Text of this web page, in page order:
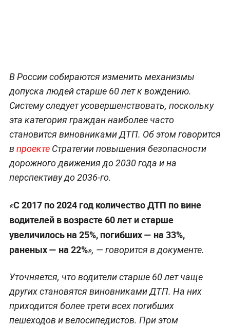
В России собираются изменить механизмы
допуска людей старше 60 лет к вождению.
Систему следует усовершенствовать, поскольку
эта категория граждан наиболее часто
становится виновниками ДТП. Об этом говорится
в проектеСтратегии повышения безопасности
дорожного движения до 2030 года и на
перспективу до 2036-го.
«С 2017 по 2024 год количество ДТП по вине
водителей в возрасте 60 лет и старше
увеличилось на 25%, погибших — на 33%,
раненых — на 22%», — говорится в документе.
Уточняется, что водители старше 60 лет чаще
других становятся виновниками ДТП. На них
приходится более трети всех погибших
пешеходов и велосипедистов. При этом